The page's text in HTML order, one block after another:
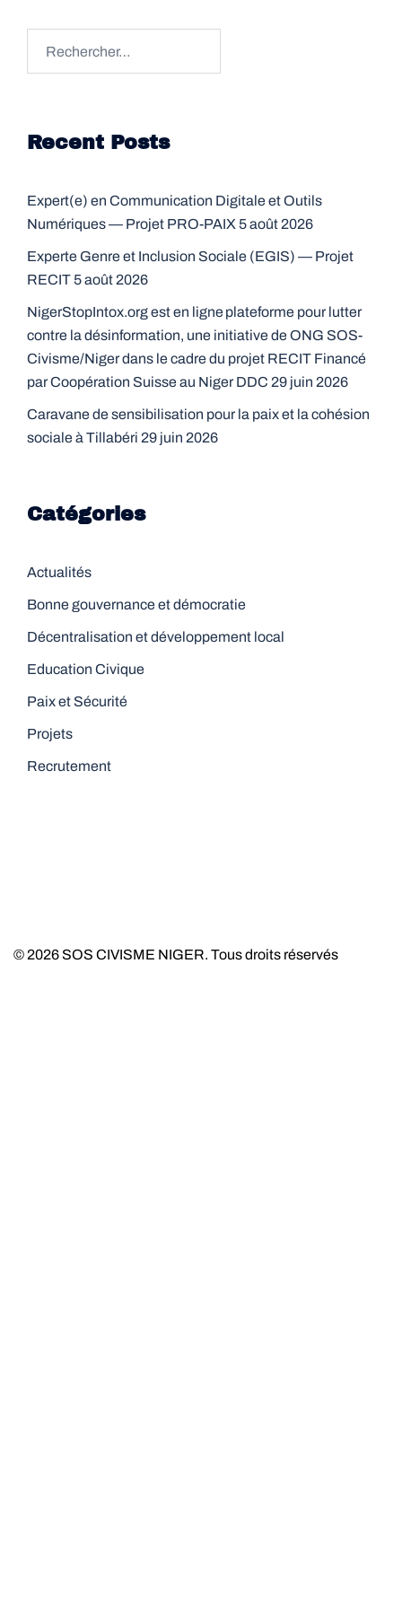
Recent Posts
Expert(e) en Communication Digitale et Outils
Numériques — Projet PRO-PAIX 5 août 2026
Experte Genre et Inclusion Sociale (EGIS) — Projet
RECIT 5 août 2026
NigerStopIntox.org est en ligne plateforme pour lutter
contre la désinformation, une initiative de ONG SOS-
Civisme/Niger dans le cadre du projet RECIT Financé
par Coopération Suisse au Niger DDC 29 juin 2026
Caravane de sensibilisation pour la paix et la cohésion
sociale à Tillabéri 29 juin 2026
Catégories
Actualités
Bonne gouvernance et démocratie
Décentralisation et développement local
Education Civique
Paix et Sécurité
Projets
Recrutement
© 2026 SOS CIVISME NIGER. Tous droits réservés